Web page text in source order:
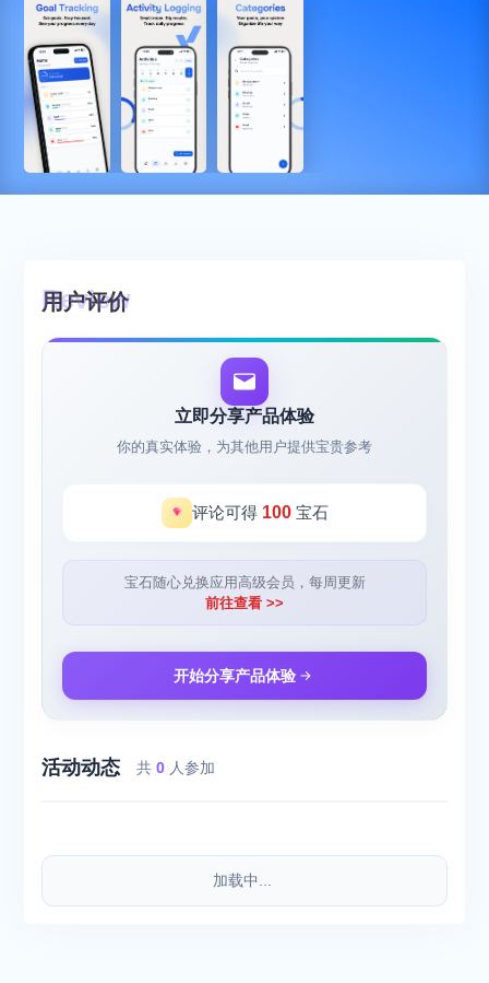
用户评价
立即分享产品体验
你的真实体验，为其他用户提供宝贵参考
评论可得 100宝石
宝石随心兑换应用高级会员，每周更新
前往查看 >>
开始分享产品体验
活动动态 共0 人参加
加载中...